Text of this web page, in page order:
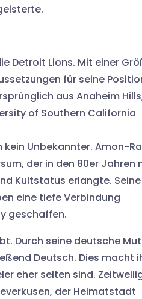
Detroit Lions. Mit einer
für seine
aus Anaheim
of Southern California
Unbekannter. Amon-
der in den 80er Jahren
Kultstatus erlangte. Seine
eine tiefe Verbindung
geschaffen.
Durch seine deutsche
Deutsch. Dies macht
eher selten sind.
der Heimatstadt